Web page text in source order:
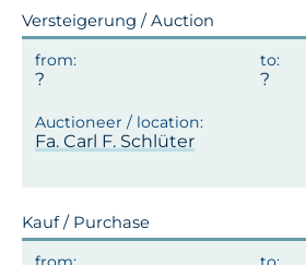
Versteigerung / Auction
Fa. Carl F. Schlüter
Kauf / Purchase